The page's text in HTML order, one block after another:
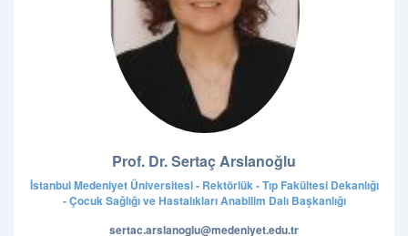
Prof. Dr. Sertaç Arslanoğlu
İstanbul Medeniyet Üniversitesi - Rektörlük - Tıp Fakültesi Dekanlığı
- Çocuk Sağlığı ve Hastalıkları Anabilim Dalı Başkanlığı
sertac.arslanoglu@medeniyet.edu.tr